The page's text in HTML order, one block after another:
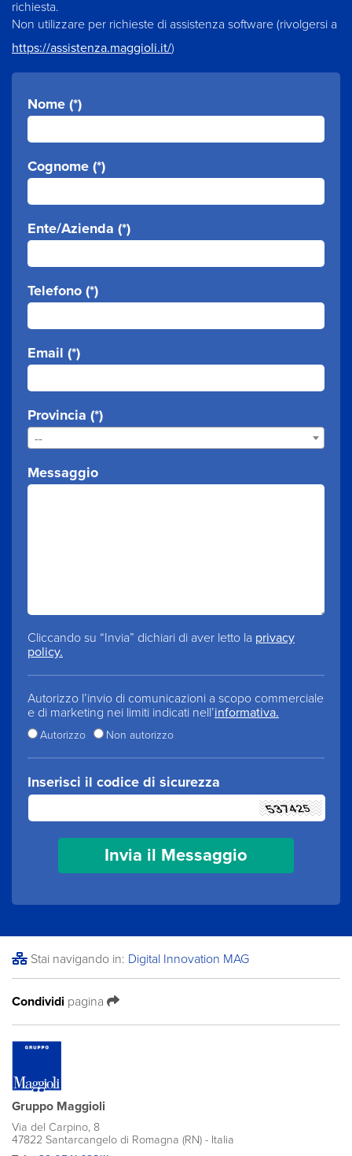
richiesta.
Non utilizzare per richieste di assistenza software (rivolgersi a
https://assistenza.maggioli.it/)
Nome (*)
Cognome (*)
Ente/Azienda (*)
Telefono (*)
Email (*)
Provincia (*)
--
Messaggio
Cliccando su “Invia” dichiari di aver letto la privacy
policy.
Autorizzo l’invio di comunicazioni a scopo commerciale
e di marketing nei limiti indicati nell’informativa.
Autorizzo Non autorizzo
Inserisci il codice di sicurezza
Stai navigando in: Digital Innovation MAG
Condividi pagina
Gruppo Maggioli
Via del Carpino, 8
47822 Santarcangelo di Romagna (RN) - Italia